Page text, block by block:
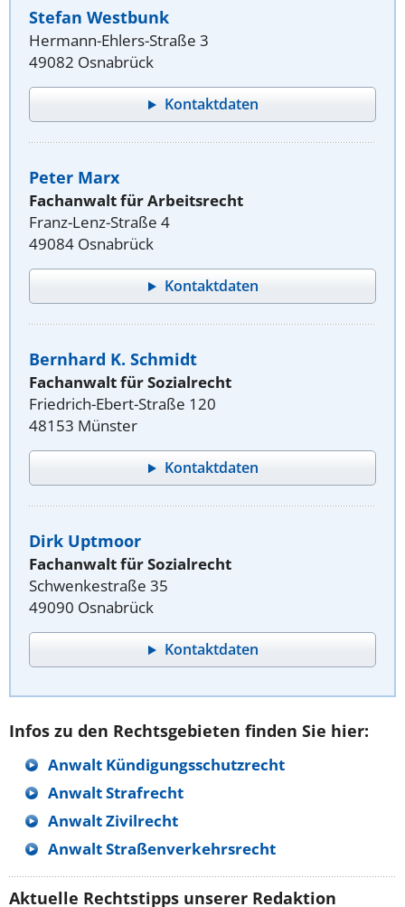
Stefan Westbunk
Hermann-Ehlers-Straße 3
49082 Osnabrück
Kontaktdaten
Peter Marx
Fachanwalt für Arbeitsrecht
Franz-Lenz-Straße 4
49084 Osnabrück
Kontaktdaten
Bernhard K. Schmidt
Fachanwalt für Sozialrecht
Friedrich-Ebert-Straße 120
48153 Münster
Kontaktdaten
Dirk Uptmoor
Fachanwalt für Sozialrecht
Schwenkestraße 35
49090 Osnabrück
Kontaktdaten
Infos zu den Rechtsgebieten finden Sie hier:
Anwalt Kündigungsschutzrecht
Anwalt Strafrecht
Anwalt Zivilrecht
Anwalt Straßenverkehrsrecht
Aktuelle Rechtstipps unserer Redaktion